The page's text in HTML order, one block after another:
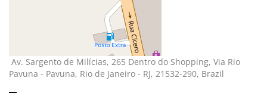
Av. Sargento de Milícias, 265 Dentro do Shopping, Via Rio
Pavuna - Pavuna, Rio de Janeiro - RJ, 21532-290, Brazil